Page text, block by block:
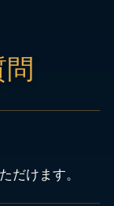
だけます。